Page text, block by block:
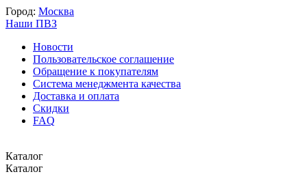
Город: Москва
Наши ПВЗ
Новости
Пользовательское соглашение
Обращение к покупателям
Система менеджмента качества
Доставка и оплата
Скидки
FAQ
Каталог
Каталог